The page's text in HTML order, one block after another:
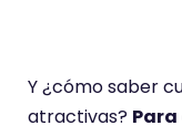
Y ¿cómo saber
atractivas?